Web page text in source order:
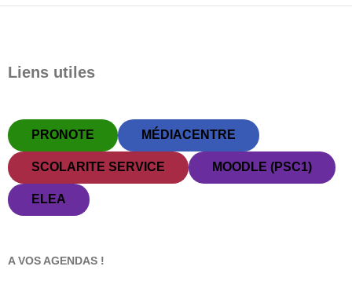
Liens utiles
PRONOTE MÉDIACENTRE
SCOLARITE SERVICE MOODLE (PSC1)
ELEA
A VOS AGENDAS !